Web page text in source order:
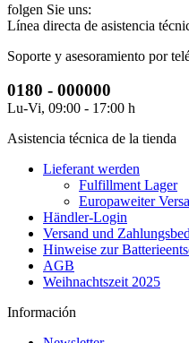
folgen Sie uns:
Línea directa de asistencia
Soporte y asesoramiento por
0180 - 000000
Lu-Vi, 09:00 - 17:00 h
Asistencia técnica de la tienda
Lieferant werden
Fulfillment Lager
Europaweiter
Händler-Login
Versand und
Hinweise zur
AGB
Weihnachtszeit 2025
Información